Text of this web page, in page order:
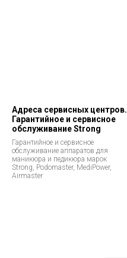
Адреса сервисных центров.
Гарантийное и сервисное
обслуживание Strong
Гарантийное и сервисное
обслуживание аппаратов для
маникюра и педикюра марок
Strong, Podomaster, MediPower,
Airmaster